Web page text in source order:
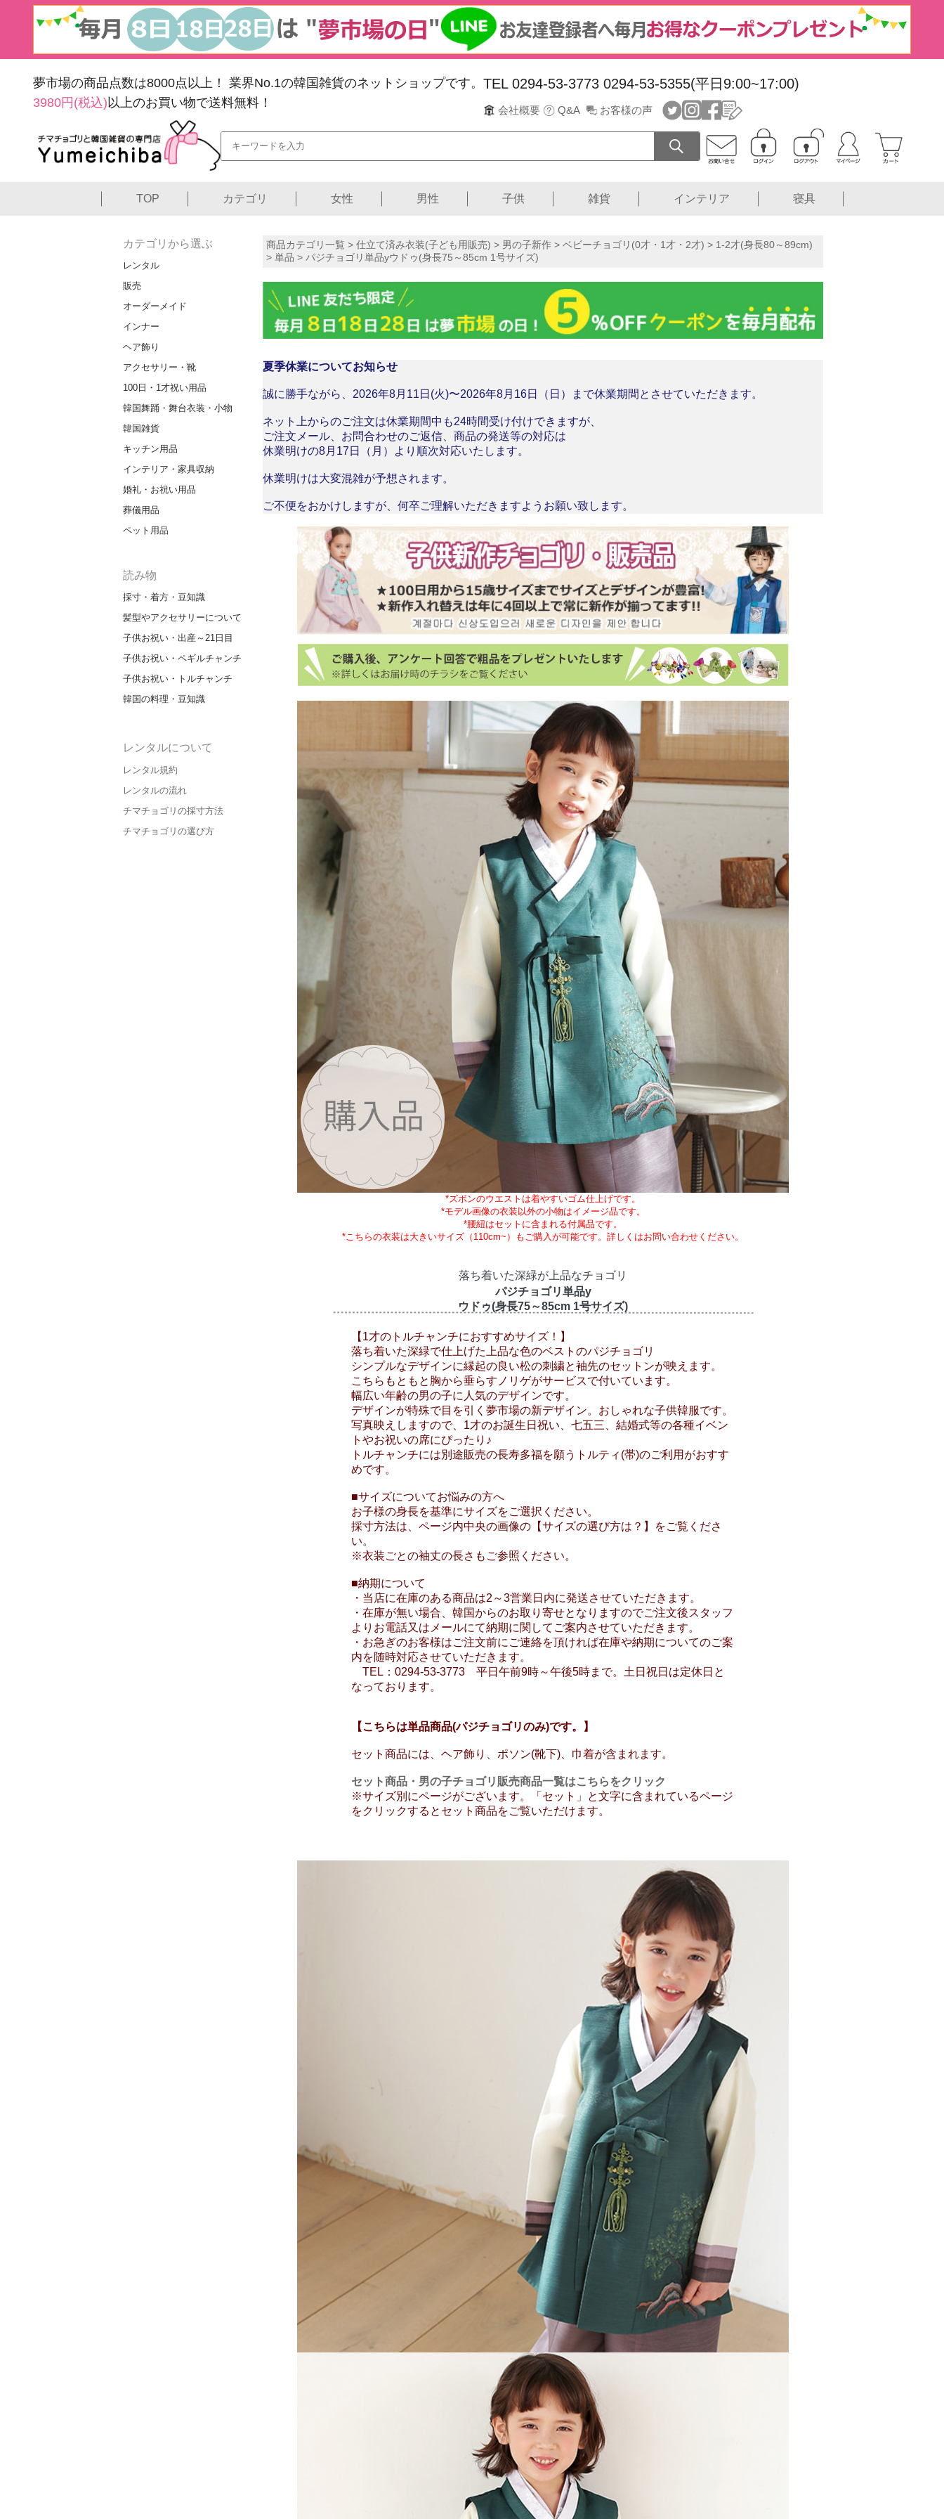
夢市場の商品点数は8000点以上！
業界No.1の韓国雑貨のネットショップです。
3980円(税込)以上のお買い物で送料無料！
TEL 0294-53-3773 0294-53-5355(平日9:00~17:00)
会社概要 Q&A お客様の声
TOP カテゴリ 女性 男性 子供 雑貨 インテリア 寝具
カテゴリから選ぶ
レンタル
販売
オーダーメイド
インナー
ヘア飾り
アクセサリー・靴
100日・1才祝い用品
韓国舞踊・舞台衣装・小物
韓国雑貨
キッチン用品
インテリア・家具収納
婚礼・お祝い用品
葬儀用品
ペット用品
読み物
採寸・着方・豆知識
髪型やアクセサリーについて
子供お祝い・出産～21日目
子供お祝い・ペギルチャンチ
子供お祝い・トルチャンチ
韓国の料理・豆知識
レンタルについて
レンタル規約
レンタルの流れ
チマチョゴリの採寸方法
チマチョゴリの選び方
商品カテゴリ一覧 > 仕立て済み衣装(子ども用販売) > 男の子新作 > ベビーチョゴリ(0才・1才・2才) > 1-2才(身長80～89cm)
> 単品 > パジチョゴリ単品yウドゥ(身長75～85cm 1号サイズ)
夏季休業についてお知らせ
誠に勝手ながら、2026年8月11日(火)〜2026年8月16日（日）まで休業期間とさせていただきます。
ネット上からのご注文は休業期間中も24時間受け付けできますが、
ご注文メール、お問合わせのご返信、商品の発送等の対応は
休業明けの8月17日（月）より順次対応いたします。
休業明けは大変混雑が予想されます。
ご不便をおかけしますが、何卒ご理解いただきますようお願い致します。
*ズボンのウエストは着やすいゴム仕上げです。
*モデル画像の衣装以外の小物はイメージ品です。
*腰紐はセットに含まれる付属品です。
*こちらの衣装は大きいサイズ（110cm~）もご購入が可能です。詳しくはお問い合わせください。
落ち着いた深緑が上品なチョゴリ
パジチョゴリ単品y
ウドゥ(身長75～85cm 1号サイズ)
【1才のトルチャンチにおすすめサイズ！】
落ち着いた深緑で仕上げた上品な色のベストのパジチョゴリ
シンプルなデザインに縁起の良い松の刺繍と袖先のセットンが映えます。
こちらもともと胸から垂らすノリゲがサービスで付いています。
幅広い年齢の男の子に人気のデザインです。
デザインが特殊で目を引く夢市場の新デザイン。おしゃれな子供韓服です。
写真映えしますので、1才のお誕生日祝い、七五三、結婚式等の各種イベン
トやお祝いの席にぴったり♪
トルチャンチには別途販売の長寿多福を願うトルティ(帯)のご利用がおすす
めです。
■サイズについてお悩みの方へ
お子様の身長を基準にサイズをご選択ください。
採寸方法は、ページ内中央の画像の【サイズの選び方は？】をご覧くださ
い。
※衣装ごとの袖丈の長さもご参照ください。
■納期について
・当店に在庫のある商品は2～3営業日内に発送させていただきます。
・在庫が無い場合、韓国からのお取り寄せとなりますのでご注文後スタッフ
よりお電話又はメールにて納期に関してご案内させていただきます。
・お急ぎのお客様はご注文前にご連絡を頂ければ在庫や納期についてのご案
内を随時対応させていただきます。
TEL：0294-53-3773 平日午前9時～午後5時まで。土日祝日は定休日と
なっております。
【こちらは単品商品(パジチョゴリのみ)です。】
セット商品には、ヘア飾り、ポソン(靴下)、巾着が含まれます。
セット商品・男の子チョゴリ販売商品一覧はこちらをクリック
※サイズ別にページがございます。「セット」と文字に含まれているページ
をクリックするとセット商品をご覧いただけます。